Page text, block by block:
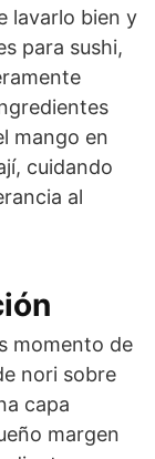
lavarlo bien y
para sushi,
mango en
cuidando
al
momento de
nori sobre
capa
margen